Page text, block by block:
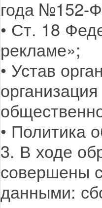
года №152-
• Ст. 18
рекламе»;
• Устав
• Политика
3. В ходе
совершены
данными: